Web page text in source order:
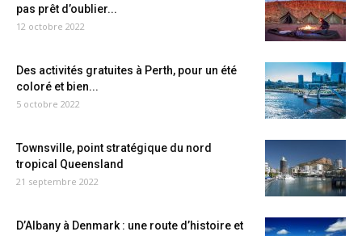
pas prêt d’oublier...
12 octobre 2022
Des activités gratuites à Perth, pour un été
coloré et bien...
5 octobre 2022
Townsville, point stratégique du nord
tropical Queensland
21 septembre 2022
D’Albany à Denmark : une route d’histoire et